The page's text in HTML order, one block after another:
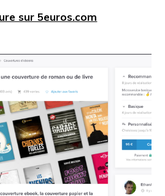
sur 5euros.com